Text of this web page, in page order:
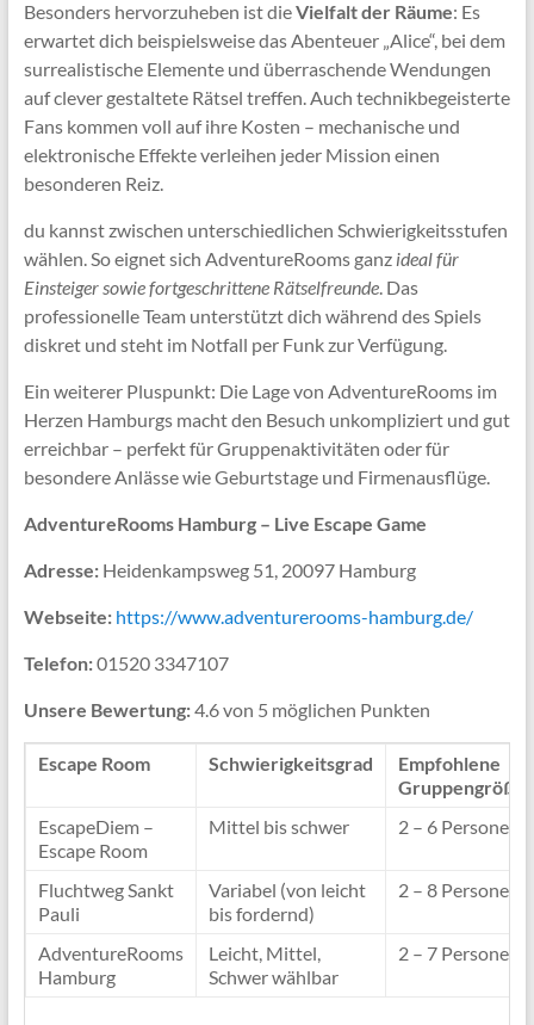
Besonders hervorzuheben ist dieVielfalt der Räume: Es
erwartet dich beispielsweise das Abenteuer „Alice“, bei dem
surrealistische Elemente und überraschende Wendungen
auf clever gestaltete Rätsel treffen. Auch technikbegeisterte
Fans kommen voll auf ihre Kosten – mechanische und
elektronische Effekte verleihen jeder Mission einen
besonderen Reiz.
du kannst zwischen unterschiedlichen Schwierigkeitsstufen
wählen. So eignet sich AdventureRooms ganz ideal für
Einsteiger sowie fortgeschrittene Rätselfreunde. Das
professionelle Team unterstützt dich während des Spiels
diskret und steht im Notfall per Funk zur Verfügung.
Ein weiterer Pluspunkt: Die Lage von AdventureRooms im
Herzen Hamburgs macht den Besuch unkompliziert und gut
erreichbar – perfekt für Gruppenaktivitäten oder für
besondere Anlässe wie Geburtstage und Firmenausflüge.
AdventureRooms Hamburg – Live Escape Game
Adresse:Heidenkampsweg 51, 20097 Hamburg
Webseite: https://www.adventurerooms-hamburg.de/
Telefon:01520 3347107
Unsere Bewertung:4.6 von 5 möglichen Punkten
Escape Room Schwierigkeitsgrad
Empfohlene
Gruppengröße
EscapeDiem –
Escape Room
Mittel bis schwer 2 – 6 Personen
Fluchtweg Sankt
Pauli
Variabel (von leicht
bis fordernd)
2 – 8 Personen
AdventureRooms
Hamburg
Leicht, Mittel,
Schwer wählbar
2 – 7 Personen